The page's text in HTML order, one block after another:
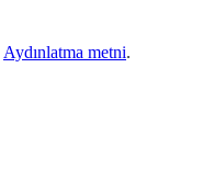
Aydınlatma metni.